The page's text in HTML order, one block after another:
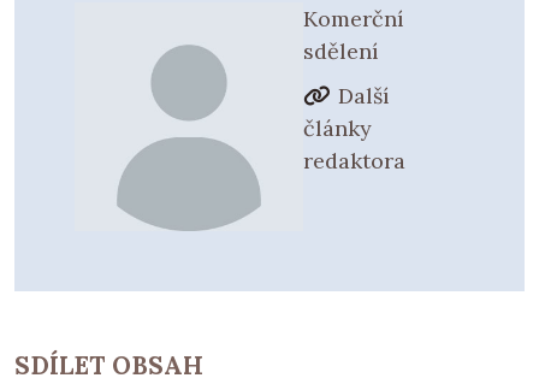
Komerční
sdělení
Další
články
redaktora
SDÍLET OBSAH